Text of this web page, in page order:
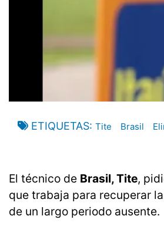
ETIQUETAS Tite Brasil
El técnico de Brasil, Tite,
que trabaja para recuperar
de un largo periodo ausente.